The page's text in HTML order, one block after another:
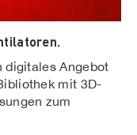
digitales Angebot
mit 3D-
zum